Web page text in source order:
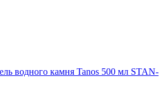
водного камня Tanos 500 мл STAN-